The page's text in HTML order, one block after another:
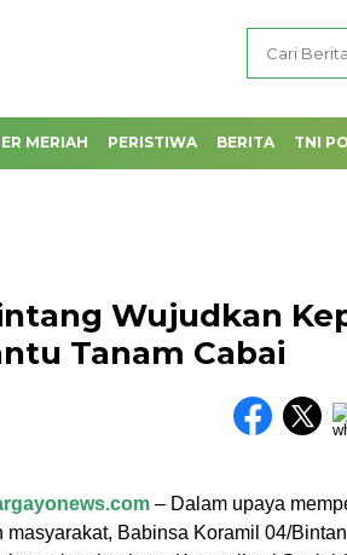
MERIAH PERISTIWA BERITA TNI
Wujudkan
Tanam Cabai
– Dalam upaya
masyarakat, Babinsa Koramil 04/